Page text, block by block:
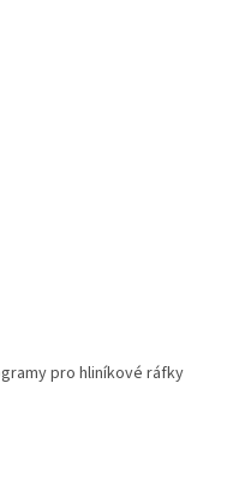
pro hliníkové ráfky